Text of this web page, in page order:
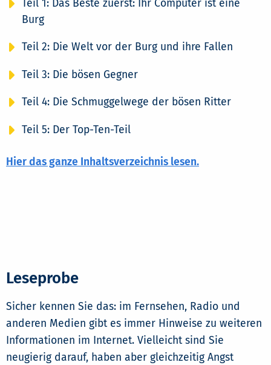
Teil 1: Das Beste zuerst: Ihr Computer ist eine
Burg
Teil 2: Die Welt vor der Burg und ihre Fallen
Teil 3: Die bösen Gegner
Teil 4: Die Schmuggelwege der bösen Ritter
Teil 5: Der Top-Ten-Teil
Hier das ganze Inhaltsverzeichnis lesen.
Leseprobe
Sicher kennen Sie das: im Fernsehen, Radio und
anderen Medien gibt es immer Hinweise zu weiteren
Informationen im Internet. Vielleicht sind Sie
neugierig darauf, haben aber gleichzeitig Angst